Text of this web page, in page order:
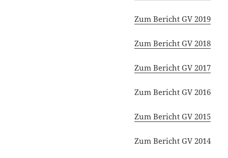
Zum Bericht GV 2019
Zum Bericht GV 2018
Zum Bericht GV 2017
Zum Bericht GV 2016
Zum Bericht GV 2015
Zum Bericht GV 2014